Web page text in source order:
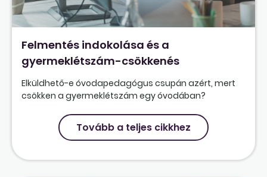
Felmentés indokolása és a
gyermeklétszám-csökkenés
Elküldhető-e óvodapedagógus csupán azért, mert
csökken a gyermeklétszám egy óvodában?
Tovább a teljes cikkhez